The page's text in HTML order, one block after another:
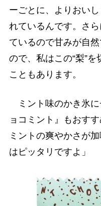
ーごとに、よりおい
れているんです。さ
ているので甘みが自
ので、私はこの“梨”
こともあります。
ミント味のかき氷に
ョコミント』もおす
ミントの爽やかさが
はピッタリですよ」